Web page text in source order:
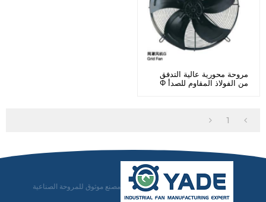
مروحة محورية عالية التدفق
من الفولاذ المقاوم للصدأ Φ
1
مصنع موثوق للمروحة الصناعية